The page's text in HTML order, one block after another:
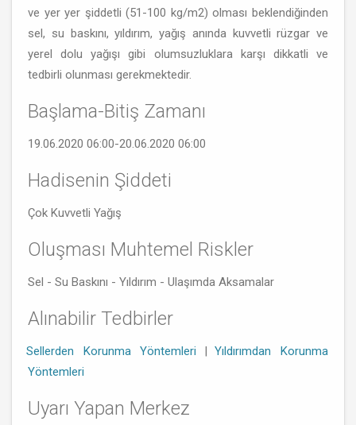
ve yer yer şiddetli (51-100 kg/m2) olması beklendiğinden
sel, su baskını, yıldırım, yağış anında kuvvetli rüzgar ve
yerel dolu yağışı gibi olumsuzluklara karşı dikkatli ve
tedbirli olunması gerekmektedir.
Başlama-Bitiş Zamanı
19.06.2020 06:00-20.06.2020 06:00
Hadisenin Şiddeti
Çok Kuvvetli Yağış
Oluşması Muhtemel Riskler
Sel - Su Baskını - Yıldırım - Ulaşımda Aksamalar
Alınabilir Tedbirler
Sellerden Korunma Yöntemleri|Yıldırımdan Korunma
Yöntemleri
Uyarı Yapan Merkez